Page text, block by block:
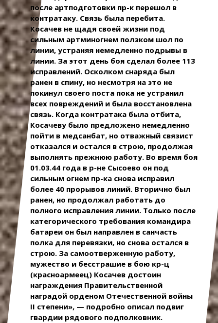
после артподготовки пр-к перешол в
контратаку. Связь была перебита.
Косачев не щадя своей жизни под
сильным артминогнем ползком шол по
линии, устраняя немедленно подрывы в
линии. За этот день боя сделал более 113
исправлений. Осколком снаряда был
ранен в спину, но несмотря на это не
покинул своего поста пока не устранил
всех повреждений и была восстановлена
связь. Когда контратака была отбита,
Косачеву было предложено немедленно
пойти в медсанбат, но отважный связист
отказался и остался в строю, продолжая
выполнять прежнюю работу. Во время боя
01.03.44 года в р-не Сысоево он под
сильным огнем пр-ка снова исправил
более 40 прорывов линий. Вторично был
ранен, но продолжал работать до
полного исправления линии. Только после
категорического требования командира
батареи он был направлен в санчасть
полка для перевязки, но снова остался в
строю. За самоотверженную работу,
мужество и бесстрашие в бою кр-ц
(красноармеец) Косачев достоин
награждения Правительственной
наградой орденом Отечественной войны
II степени», — подробно описал подвиг
гвардии рядового подполковник.